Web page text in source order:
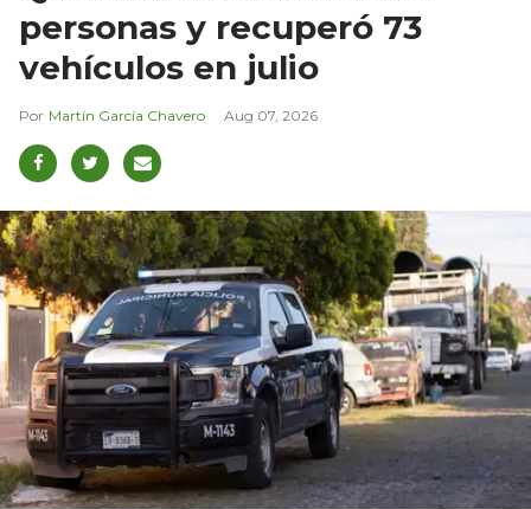
personas y recuperó 73
vehículos en julio
Martín García Chavero Aug 07, 2026